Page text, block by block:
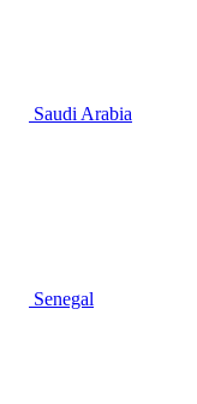
Saudi Arabia
Senegal